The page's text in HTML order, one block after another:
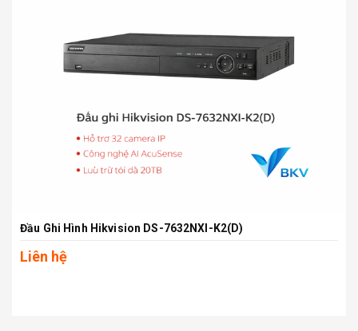
Đầu Ghi Hình Hikvision DS-7632NXI-K2(D)
Liên hệ